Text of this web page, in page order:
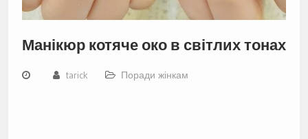
Манікюр котяче око в світлих тонах
tarick Поради жінкам